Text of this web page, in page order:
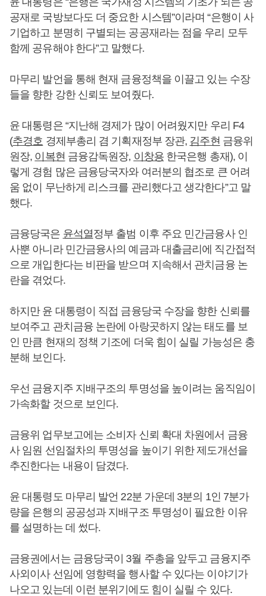
공재로 국방보다도 더 중요한 시스템”이라며 “은행이 사
기업하고 분명히 구별되는 공공재라는 점을 우리 모두
함께 공유해야 한다”고 말했다.
마무리 발언을 통해 현재 금융정책을 이끌고 있는 수장
들을 향한 강한 신뢰도 보여줬다.
윤 대통령은 “지난해 경제가 많이 어려웠지만 우리 F4
(추경호 경제부총리 겸 기획재정부 장관, 김주현 금융위
원장, 이복현 금융감독원장, 이창용한국은행 총재), 이
렇게 경험 많은 금융당국자와 여러분의 협조로 큰 어려
움 없이 무난하게 리스크를 관리했다고 생각한다”고 말
했다.
금융당국은 윤석열정부 출범 이후 주요 민간금융사 인
사뿐 아니라 민간금융사의 예금과 대출금리에 직간접적
으로 개입한다는 비판을 받으며 지속해서 관치금융 논
란을 겪었다.
하지만 윤 대통령이 직접 금융당국 수장을 향한 신뢰를
보여주고 관치금융 논란에 아랑곳하지 않는 태도를 보
인 만큼 현재의 정책 기조에 더욱 힘이 실릴 가능성은 충
분해 보인다.
우선 금융지주 지배구조의 투명성을 높이려는 움직임이
가속화할 것으로 보인다.
금융위 업무보고에는 소비자 신뢰 확대 차원에서 금융
사 임원 선임절차의 투명성을 높이기 위한 제도개선을
추진한다는 내용이 담겼다.
윤 대통령도 마무리 발언 22분 가운데 3분의 1인 7분가
량을 은행의 공공성과 지배구조 투명성이 필요한 이유
를 설명하는 데 썼다.
금융권에서는 금융당국이 3월 주총을 앞두고 금융지주
사외이사 선임에 영향력을 행사할 수 있다는 이야기가
나오고 있는데 이런 분위기에도 힘이 실릴 수 있다.